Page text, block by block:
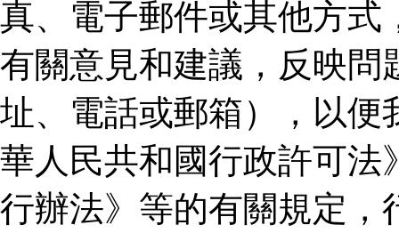
真、電子郵件或其他方式
有關意見和建議，反映問
址、電話或郵箱），以便
華人民共和國行政許可法
行辦法》等的有關規定，